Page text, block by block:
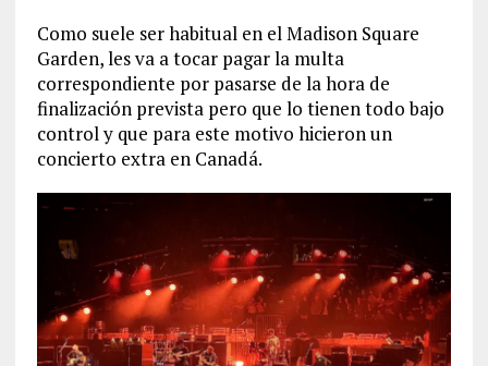
Como suele ser habitual en el Madison Square
Garden, les va a tocar pagar la multa
correspondiente por pasarse de la hora de
finalización prevista pero que lo tienen todo bajo
control y que para este motivo hicieron un
concierto extra en Canadá.